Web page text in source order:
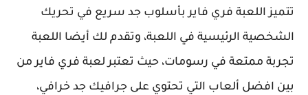
تتميز اللعبة فري فاير بأسلوب جد سريع في تحريك
الشخصية الرئيسية في اللعبة، وتقدم لك أيضا اللعبة
تجربة ممتعة في رسومات، حيث تعتبر لعبة فري فاير من
بين افضل ألعاب التي تحتوي على جرافيك جد خرافي،